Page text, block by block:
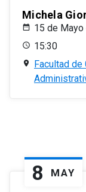
Michela
15 de
15:30
Facultad de
8 MAY